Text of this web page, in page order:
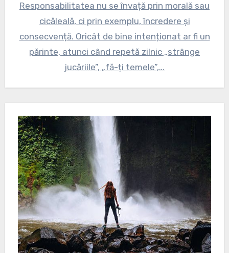
Responsabilitatea nu se învață prin morală sau
cicăleală, ci prin exemplu, încredere și
consecvență. Oricât de bine intenționat ar fi un
părinte, atunci când repetă zilnic „strânge
jucăriile”, „fă-ți temele”,…